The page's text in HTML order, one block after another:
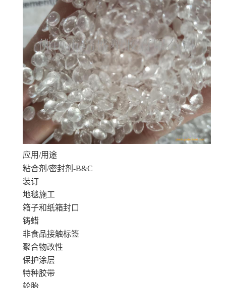
应用/用途
粘合剂/密封剂-B&C
装订
地毯施工
箱子和纸箱封口
铸蜡
非食品接触标签
聚合物改性
保护涂层
特种胶带
轮胎